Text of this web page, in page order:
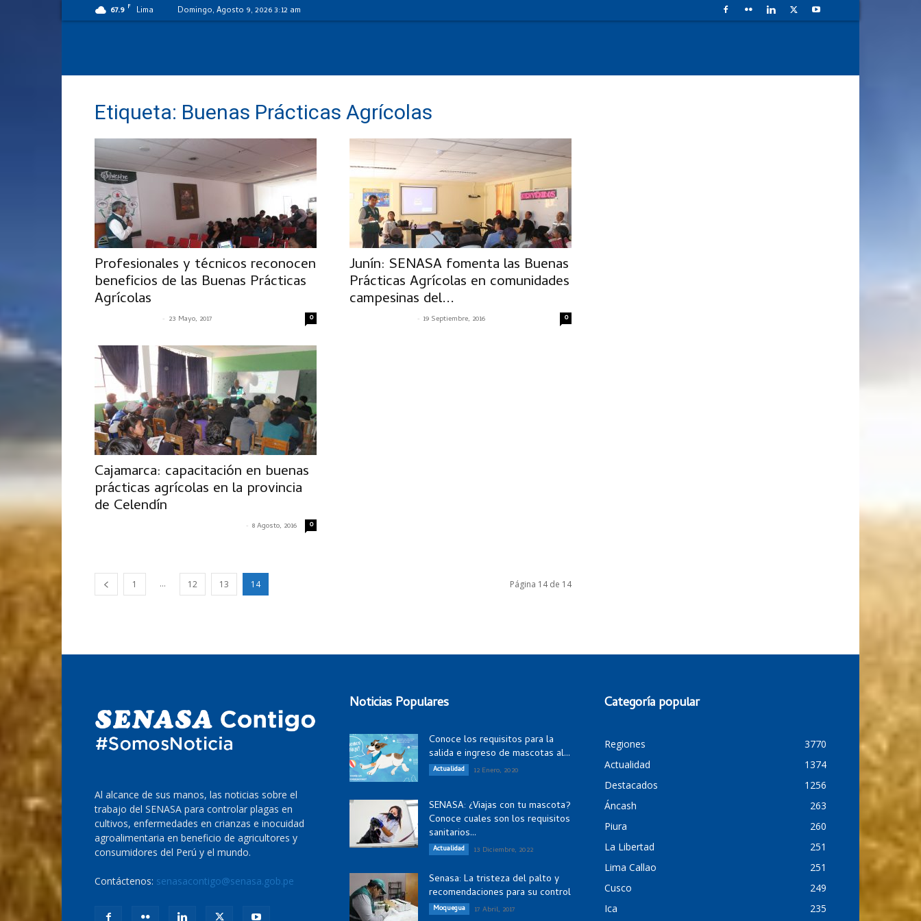
67.9 F Lima Domingo, Agosto 9, 2026 3:12 am
Etiqueta: Buenas Prácticas Agrícolas
Profesionales y técnicos reconocen
beneficios de las Buenas Prácticas
Agrícolas
- 23 Mayo, 2017 0
Junín: SENASA fomenta las Buenas
Prácticas Agrícolas en comunidades
campesinas del...
- 19 Septiembre, 2016 0
Cajamarca: capacitación en buenas
prácticas agrícolas en la provincia
de Celendín
- 8 Agosto, 2016 0
1 ... 12 13 14 Página 14 de 14
Al alcance de sus manos, las noticias sobre el
trabajo del SENASA para controlar plagas en
cultivos, enfermedades en crianzas e inocuidad
agroalimentaria en beneficio de agricultores y
consumidores del Perú y el mundo.
Contáctenos: senasacontigo@senasa.gob.pe
Noticias Populares
Conoce los requisitos para la
salida e ingreso de mascotas al...
Actualidad 12 Enero, 2020
SENASA: ¿Viajas con tu mascota?
Conoce cuales son los requisitos
sanitarios...
Actualidad 13 Diciembre, 2022
Senasa: La tristeza del palto y
recomendaciones para su control
Moquegua 17 Abril, 2017
Categoría popular
Regiones
3770
Actualidad
1374
Destacados
1256
Áncash
263
Piura
260
La Libertad
251
Lima Callao
251
Cusco
249
Ica
235